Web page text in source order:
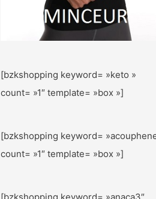
[bzkshopping keyword= »keto »
count= »1″ template= »box »]
[bzkshopping keyword=
count= »1″ template= »box »]